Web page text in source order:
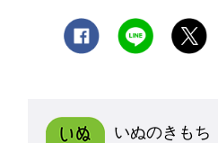
いぬのきもち